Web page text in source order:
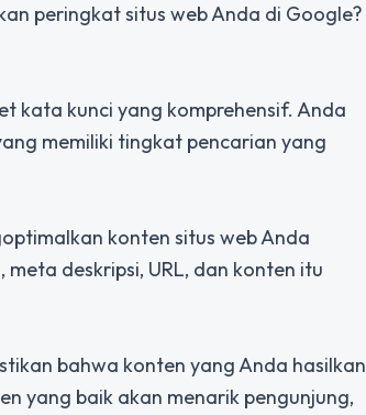
peringkat situs web Anda di Google?
kata kunci yang komprehensif. Anda
memiliki tingkat pencarian yang
konten situs web Anda
deskripsi, URL, dan konten itu
bahwa konten yang Anda hasilkan
yang baik akan menarik pengunjung,